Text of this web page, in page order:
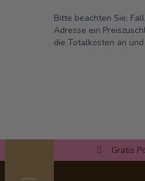
Bitte beachten Sie:
Adresse ein
die Totalkosten an
Gratis